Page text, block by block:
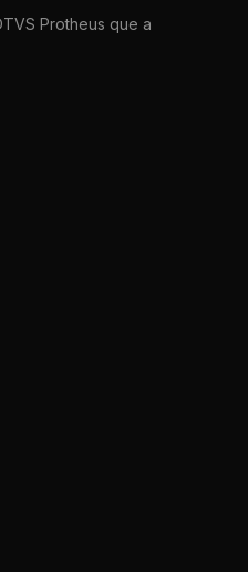
Protheus que a